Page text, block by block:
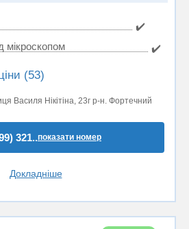
✔️
мікроскопом
✔️
(53)
Василя Нікітіна, 23г р-н. Фортечний
321..показати номер
Докладніше